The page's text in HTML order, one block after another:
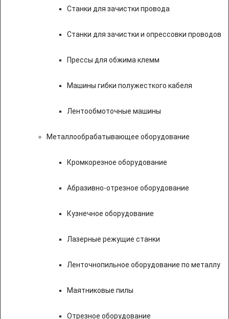
Станки для зачистки провода
Станки для зачистки и опрессовки проводов
Прессы для обжима клемм
Машины гибки полужесткого кабеля
Лентообмоточные машины
Металлообрабатывающее оборудование
Кромкорезное оборудование
Абразивно-отрезное оборудование
Кузнечное оборудование
Лазерные режущие станки
Ленточнопильное оборудование по металлу
Маятниковые пилы
Отрезное оборудование